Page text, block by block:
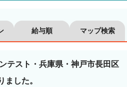
町村を選択
給与順 マップ検索
テスト・兵庫県・神戸市長田区
ました。